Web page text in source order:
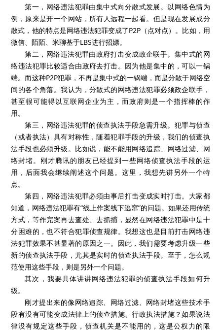
第一，网络违法犯罪由集中式向分散式发展。以网络色情为
例，原来是开一个网站，所有人远程一起看。但是现在发展成分
散式，他的特点是网络违法犯罪变成了P2P（点对点）。比如，用
微信、陌陌、米聊基于LBS进行招嫖。
第二，网络违法犯罪由政府打击变成政企联手。集中式的网
络违法犯罪比较适合由政府去打击。因为他是集中的，可以一锅
端。而这种P2P犯罪，不再是集中式的一锅端，而是分散于网络空
间的各个角落。我认为，分散式的网络违法犯罪必须政企联手，
甚至很可能得以互联网企业为主，而政府则是一个指挥棒的作
用。
第三，网络违法犯罪的侦查执法手段急需升级。犯罪与侦查
（或者执法）具有对称性，随着犯罪手段的升级，我们的侦查执
法手段也必须升级。比如说，能不能用网络追踪、网络过滤、网
络封堵。刚才腾讯的朋友已经提到一些网络侦查执法手段的运
用，后面我会继续阐述这个问题。这里，我想先讲另外一个特
点。
第四，网络违法犯罪必须由事后打击变成实时打击。大家都
知道，网络违法犯罪有“线上作案线下逃窜”的问题。如果还用传统
方式，等作完案再去查处、去抓捕，显然在网络违法犯罪中是十
分困难的，也不符合犯罪侦查规律。我想这也是目前打击网络违
法犯罪效果不甚显著的原因之一。因此，我们需要考虑升级一些
新的侦查执法手段，尤其是实时的侦查执法手段。至于，怎么规
范使用这些手段，则是另外一个问题。
其次，我要具体讲讲网络违法犯罪的侦查执法手段如何升
级。
刚才提出来的像网络追踪、网络过滤、网络封堵这些技术手
段有没有可能变成法律上的侦查措施、行政执法措施？如果说法
律没有规定这些手段，侦查机关是不能用的，这是公权力的限